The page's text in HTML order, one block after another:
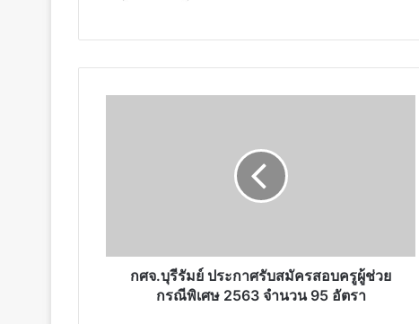
กรณี
พิเศษกศจ.บุรีรัมย์ ประกาศรับสมัครสอบครูผู้ช่วย
กรณีพิเศษ 2563 จำนวน 95 อัตรา